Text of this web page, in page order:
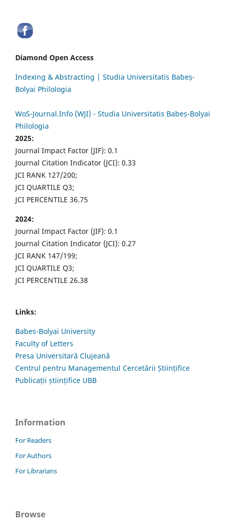
Diamond Open Access
Indexing & Abstracting | Studia Universitatis Babeș-
Bolyai Philologia
WoS-Journal.Info (WJI) - Studia Universitatis Babeș-Bolyai
Philologia
2025:
Journal Impact Factor (JIF): 0.1
Journal Citation Indicator (JCI): 0.33
JCI RANK 127/200;
JCI QUARTILE Q3;
JCI PERCENTILE 36.75
2024:
Journal Impact Factor (JIF): 0.1
Journal Citation Indicator (JCI): 0.27
JCI RANK 147/199;
JCI QUARTILE Q3;
JCI PERCENTILE 26.38
Links:
Babes-Bolyai University
Faculty of Letters
Presa Universitară Clujeană
Centrul pentru Managementul Cercetării Științifice
Publicații științifice UBB
Information
For Readers
For Authors
For Librarians
Browse